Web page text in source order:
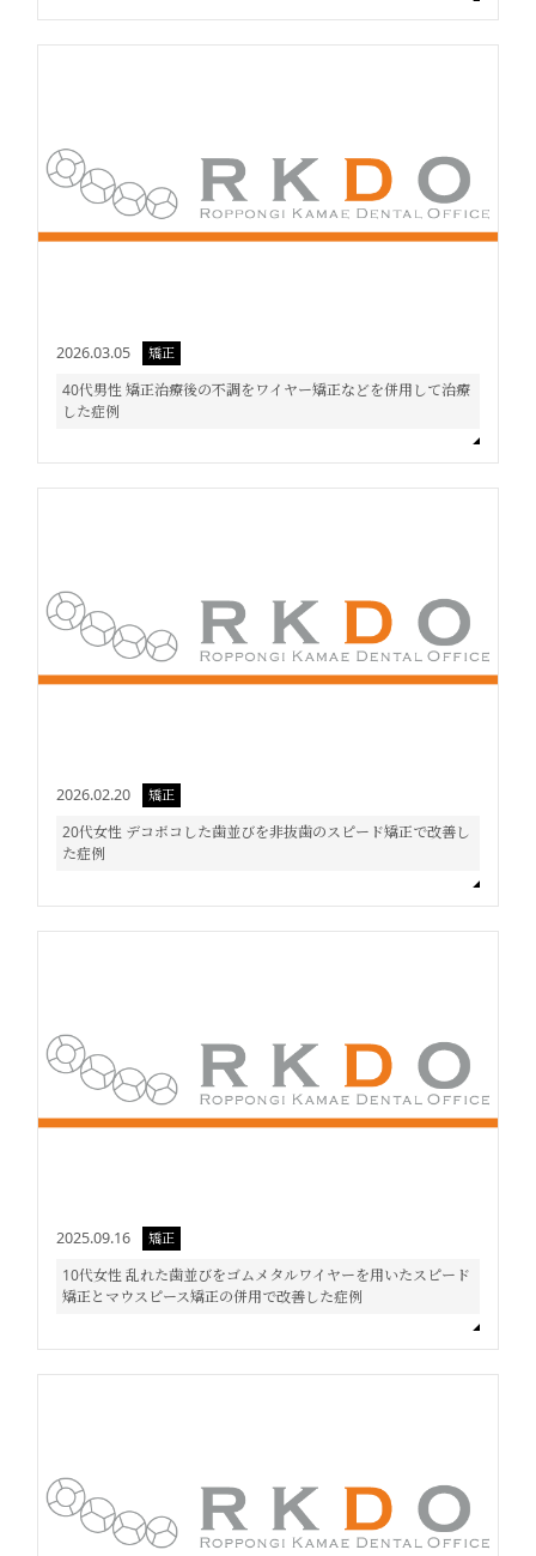
2026.03.05 矯正
40代男性 矯正治療後の不調をワイヤー矯正などを併用して治療
した症例
2026.02.20 矯正
20代女性 デコボコした歯並びを非抜歯のスピード矯正で改善し
た症例
2025.09.16 矯正
10代女性 乱れた歯並びをゴムメタルワイヤーを用いたスピード
矯正とマウスピース矯正の併用で改善した症例